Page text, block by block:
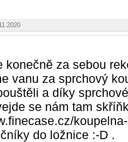
konečně za sebou
vanu za sprchový
a díky
se nám tam
do ložnice :-D .